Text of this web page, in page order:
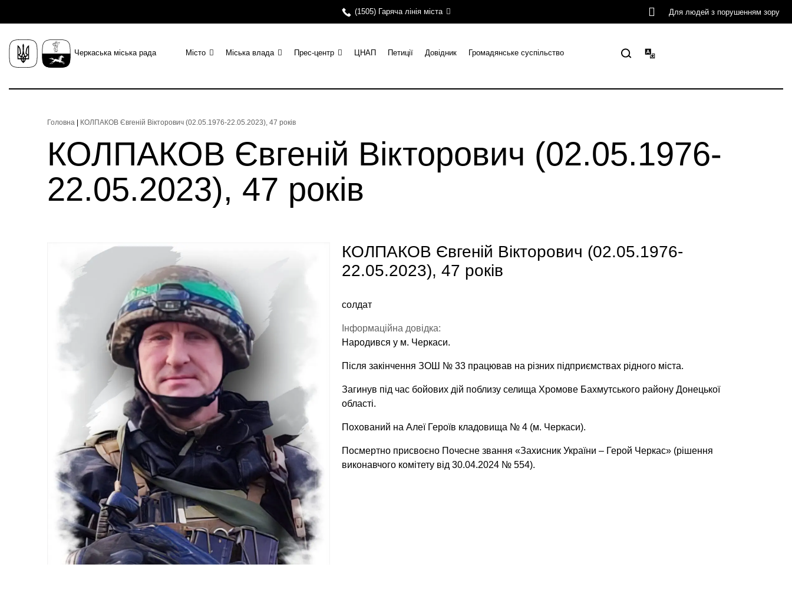
(1505) Гаряча лінія міста Для людей з порушенням зору
Черкаська міська рада Місто Міська влада Прес-центр ЦНАП Петиції Довідник Громадянське суспільство
Головна КОЛПАКОВ Євгеній Вікторович (02.05.1976-22.05.2023), 47 років
КОЛПАКОВ Євгеній Вікторович (02.05.1976-
22.05.2023), 47 років
КОЛПАКОВ Євгеній Вікторович (02.05.1976-
22.05.2023), 47 років
солдат
Інформаційна довідка:
Народився у м. Черкаси.
Після закінчення ЗОШ № 33 працював на різних підприємствах рідного міста.
Загинув під час бойових дій поблизу селища Хромове Бахмутського району Донецької
області.
Похований на Алеї Героїв кладовища № 4 (м. Черкаси).
Посмертно присвоєно Почесне звання «Захисник України – Герой Черкас» (рішення
виконавчого комітету від 30.04.2024 № 554).